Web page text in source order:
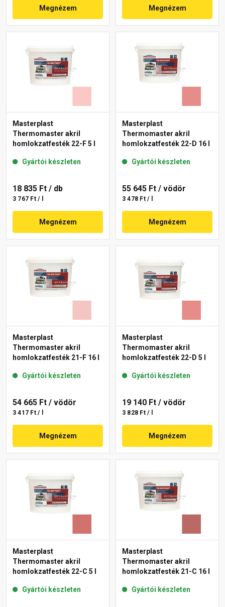
Megnézem Megnézem
Masterplast
Thermomaster akril
homlokzatfesték 22-F 5 l
Gyártói készleten
18 835 Ft / db
3 767 Ft / l
Megnézem
Masterplast
Thermomaster akril
homlokzatfesték 22-D 16 l
Gyártói készleten
55 645 Ft / vödör
3 478 Ft / l
Megnézem
Masterplast
Thermomaster akril
homlokzatfesték 21-F 16 l
Gyártói készleten
54 665 Ft / vödör
3 417 Ft / l
Megnézem
Masterplast
Thermomaster akril
homlokzatfesték 22-D 5 l
Gyártói készleten
19 140 Ft / vödör
3 828 Ft / l
Megnézem
Masterplast
Thermomaster akril
homlokzatfesték 22-C 5 l
Gyártói készleten
Masterplast
Thermomaster akril
homlokzatfesték 21-C 16 l
Gyártói készleten